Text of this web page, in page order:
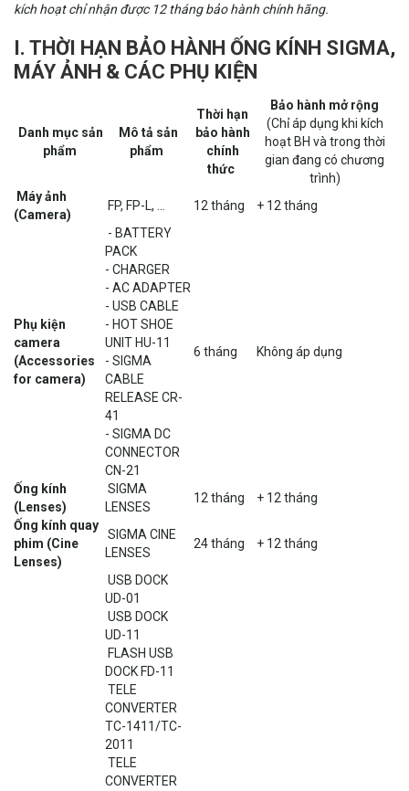
kích hoạt chỉ nhận được 12 tháng bảo hành chính hãng.
I. THỜI HẠN BẢO HÀNH ỐNG KÍNH SIGMA,
MÁY ẢNH & CÁC PHỤ KIỆN
Danh mục sản
phẩm
Mô tả sản
phẩm
Thời hạn
bảo hành
chính
thức
Bảo hành mở rộng
(Chỉ áp dụng khi kích
hoạt BH và trong thời
gian đang có chương
trình)
Máy ảnh
(Camera)
FP, FP-L, ... 12 tháng + 12 tháng
Phụ kiện
camera
(Accessories
for camera)
- BATTERY
PACK
- CHARGER
- AC ADAPTER
- USB CABLE
- HOT SHOE
UNIT HU-11
- SIGMA
CABLE
RELEASE CR-
41
- SIGMA DC
CONNECTOR
CN-21
6 tháng Không áp dụng
Ống kính
(Lenses)
SIGMA
LENSES
12 tháng
+ 12 tháng
Ống kính quay
phim (Cine
Lenses)
SIGMA CINE
LENSES
24 tháng + 12 tháng
USB DOCK
UD-01
USB DOCK
UD-11
FLASH USB
DOCK FD-11
TELE
CONVERTER
TC-1411/TC-
2011
TELE
CONVERTER